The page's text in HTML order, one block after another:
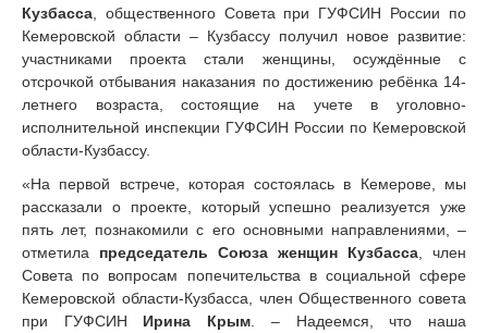
Кузбасса , общественного Совета при ГУФСИН России по
Кемеровской области – Кузбассу получил новое развитие:
участниками проекта стали женщины, осуждённые с
отсрочкой отбывания наказания по достижению ребёнка 14-
летнего возраста, состоящие на учете в уголовно-
исполнительной инспекции ГУФСИН России по Кемеровской
области-Кузбассу.
«На первой встрече, которая состоялась в Кемерове, мы
рассказали о проекте, который успешно реализуется уже
пять лет, познакомили с его основными направлениями, –
отметила председатель Союза женщин Кузбасса , член
Совета по вопросам попечительства в социальной сфере
Кемеровской области-Кузбасса, член Общественного совета
при ГУФСИН Ирина Крым . – Надеемся, что наша